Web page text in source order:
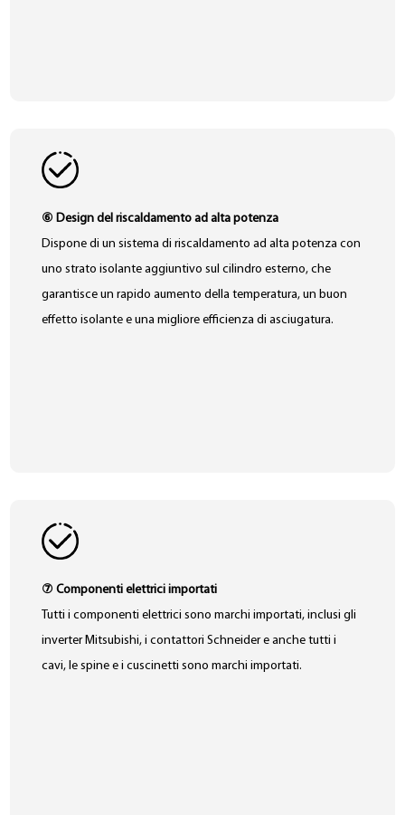
⑥ Design del riscaldamento ad alta potenza
Dispone di un sistema di riscaldamento ad alta potenza con
uno strato isolante aggiuntivo sul cilindro esterno, che
garantisce un rapido aumento della temperatura, un buon
effetto isolante e una migliore efficienza di asciugatura.
⑦ Componenti elettrici importati
Tutti i componenti elettrici sono marchi importati, inclusi gli
inverter Mitsubishi, i contattori Schneider e anche tutti i
cavi, le spine e i cuscinetti sono marchi importati.